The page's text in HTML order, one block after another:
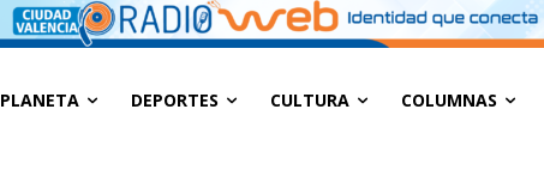
PLANETA DEPORTES CULTURA COLUMNAS